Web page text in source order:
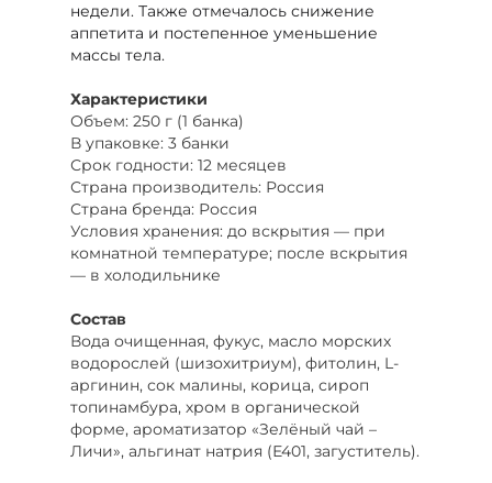
недели. Также отмечалось снижение
аппетита и постепенное уменьшение
массы тела.
Характеристики
Объем: 250 г (1 банка)
В упаковке: 3 банки
Срок годности: 12 месяцев
Страна производитель: Россия
Страна бренда: Россия
Условия хранения: до вскрытия — при
комнатной температуре; после вскрытия
— в холодильнике
Состав
Вода очищенная, фукус, масло морских
водорослей (шизохитриум), фитолин, L-
аргинин, сок малины, корица, сироп
топинамбура, хром в органической
форме, ароматизатор «Зелёный чай –
Личи», альгинат натрия (Е401, загуститель).